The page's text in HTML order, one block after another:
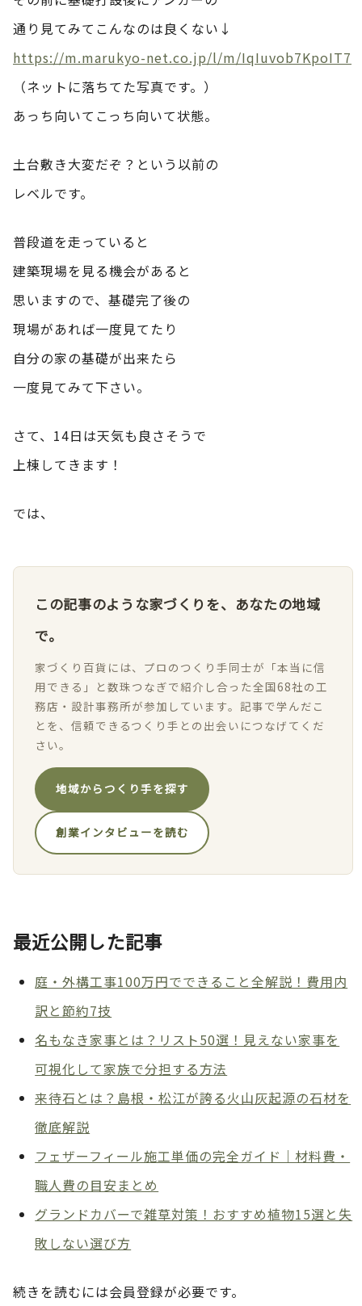
通り見てみてこんなのは良くない↓
https://m.marukyo-net.co.jp/l/m/IqIuvob7KpoIT7
（ネットに落ちてた写真です。）
あっち向いてこっち向いて状態。
土台敷き大変だぞ？という以前の
レベルです。
普段道を走っていると
建築現場を見る機会があると
思いますので、基礎完了後の
現場があれば一度見てたり
自分の家の基礎が出来たら
一度見てみて下さい。
さて、14日は天気も良さそうで
上棟してきます！
では、
この記事のような家づくりを、あなたの地域
で。
家づくり百貨には、プロのつくり手同士が「本当に信
用できる」と数珠つなぎで紹介し合った全国68社の工
務店・設計事務所が参加しています。記事で学んだこ
とを、信頼できるつくり手との出会いにつなげてくだ
さい。
地域からつくり手を探す
創業インタビューを読む
最近公開した記事
庭・外構工事100万円でできること全解説！費用内
訳と節約7技
名もなき家事とは？リスト50選！見えない家事を
可視化して家族で分担する方法
来待石とは？島根・松江が誇る火山灰起源の石材を
徹底解説
フェザーフィール施工単価の完全ガイド｜材料費・
職人費の目安まとめ
グランドカバーで雑草対策！おすすめ植物15選と失
敗しない選び方
続きを読むには会員登録が必要です。